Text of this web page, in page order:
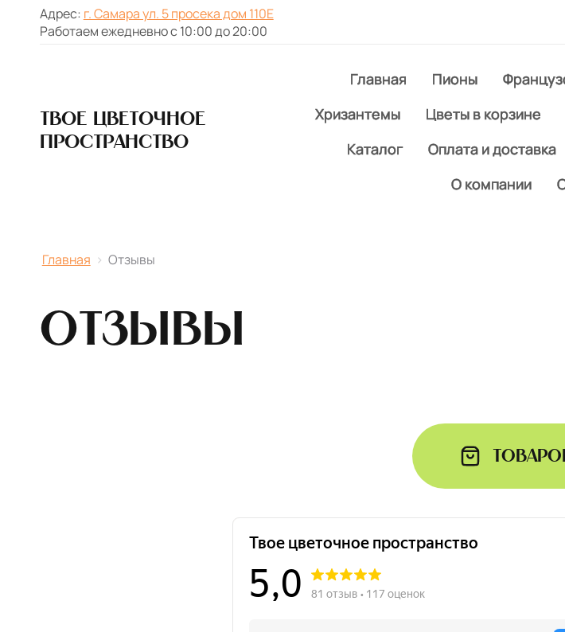
Адрес: г. Самара ул. 5 просека дом 110Е
Работаем ежедневно с 10:00 до 20:00
Твое цветочное
пространство
Главная Пионы
Хризантемы
Цветы в корзине
Каталог
Оплата и доставка
О компании
Главная › Отзывы
Отзывы